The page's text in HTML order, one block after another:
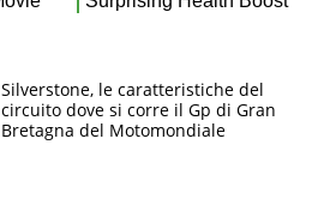
Silverstone, le caratteristiche del
circuito dove si corre il Gp di Gran
Bretagna del Motomondiale